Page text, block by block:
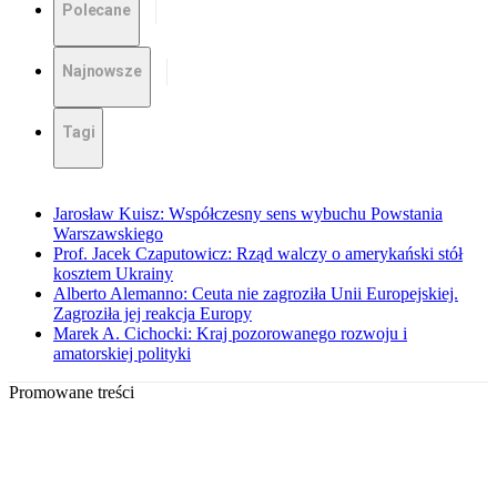
Polecane
Najnowsze
Tagi
Jarosław Kuisz: Współczesny sens wybuchu Powstania
Warszawskiego
Prof. Jacek Czaputowicz: Rząd walczy o amerykański stół
kosztem Ukrainy
Alberto Alemanno: Ceuta nie zagroziła Unii Europejskiej.
Zagroziła jej reakcja Europy
Marek A. Cichocki: Kraj pozorowanego rozwoju i
amatorskiej polityki
Promowane treści